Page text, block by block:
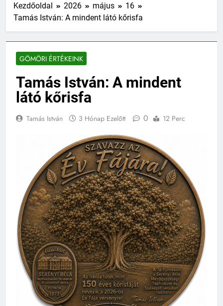
Kezdőoldal 2026 május
16
Tamás István: A mindent látó kőrisfa
GÖMÖRI ÉRTÉKEINK
Tamás István: A mindent
látó kőrisfa
Tamás István 3 Hónap Ezelőtt 0 12 Perc